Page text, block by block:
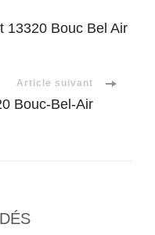
13320 Bouc Bel Air
Article suivant
Bouc-Bel-Air